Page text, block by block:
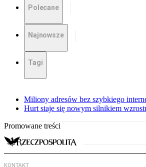
Polecane
Najnowsze
Tagi
Miliony adresów bez szybkiego
Hurt staje się nowym silnikiem
Promowane treści
KONTAKT